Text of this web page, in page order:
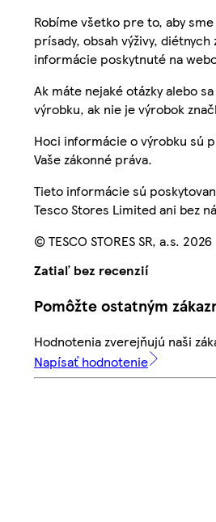
Robíme všetko pre to, aby
prísady, obsah výživy,
informácie poskytnuté na
Ak máte nejaké otázky alebo
výrobku, ak nie je výrobok
Hoci informácie o výrobku sú
Vaše zákonné práva.
Tieto informácie sú
Tesco Stores Limited ani bez
© TESCO STORES SR, a.s. 2026
Zatiaľ bez recenzií
Pomôžte ostatným
Hodnotenia zverejňujú naši
Napísať hodnotenie